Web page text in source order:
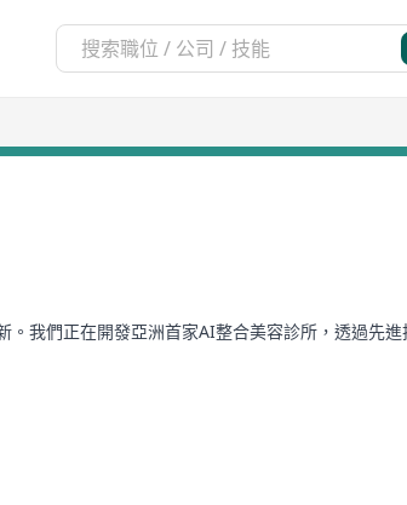
我們正在開發亞洲首家AI整合美容診所，透過先進
with Seoul's cutting-edge medical